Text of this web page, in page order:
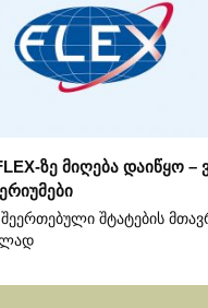
ზე მიღება დაიწყო –
შეერთებული შტატების